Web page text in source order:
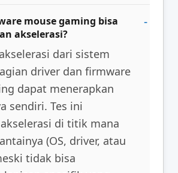
mouse gaming bisa
akselerasi?
dari sistem
driver dan firmware
dapat menerapkan
sendiri. Tes ini
di titik mana
(OS, driver, atau
tidak bisa